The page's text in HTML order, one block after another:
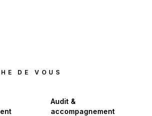
DE VOUS
Audit &
accompagnement